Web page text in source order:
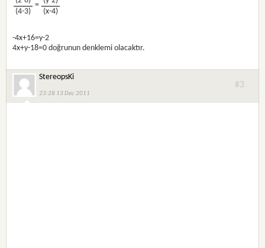
(4-3)
=
(x-4)
-4x+16=y-2
4x+y-18=0 doğrunun denklemi olacaktır.
StereopsKi
23:28 13 Dec 2011
#3